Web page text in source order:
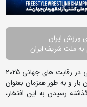
تیم های ملی کشتی آزاد و فرنگی ایران در حالی در رقابت های جهانی 2025
و به طور همزمان بعنوان
رسیدن به این افتخار،